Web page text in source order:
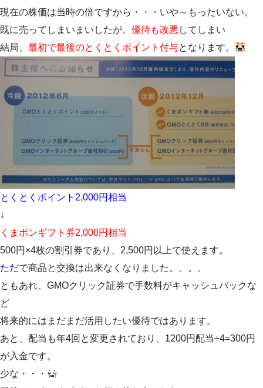
現在の株価は当時の倍ですから・・・いや～もったいない。
既に売ってしまいまいしたが、 優待も改悪 してしまい
結局、 最初で最後のとくとくポイント付与となります。
とくとくポイント2,000円相当
↓
くまポンギフト券2,000円相当
500円×4枚の割引券であり、2,500円以上で使えます。
ただで商品と交換は出来なくなりました。。。。
ともあれ、GMOクリック証券で手数料がキャッシュバックな
ど
将来的にはまだまだ活用したい優待ではあります。
あと、配当も年4回と変更されており、1200円配当÷4=300円
が入金です。
少な・・・